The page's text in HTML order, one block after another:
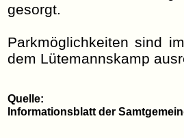
gesorgt.
Parkmöglichkeiten sind
dem Lütemannskamp
Quelle:
Informationsblatt der